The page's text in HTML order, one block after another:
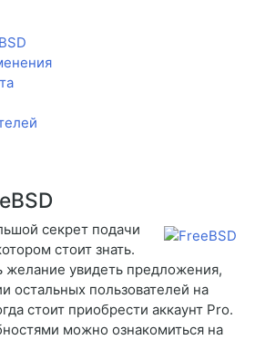
секрет подачи
стоит знать.
желание увидеть предложения,
остальных пользователей на
стоит приобрести аккаунт Pro.
можно ознакомиться на